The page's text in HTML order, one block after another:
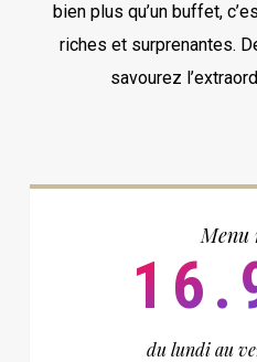
bien plus qu’un buffet,
riches et surprenantes.
savourez
Menu
du lundi au